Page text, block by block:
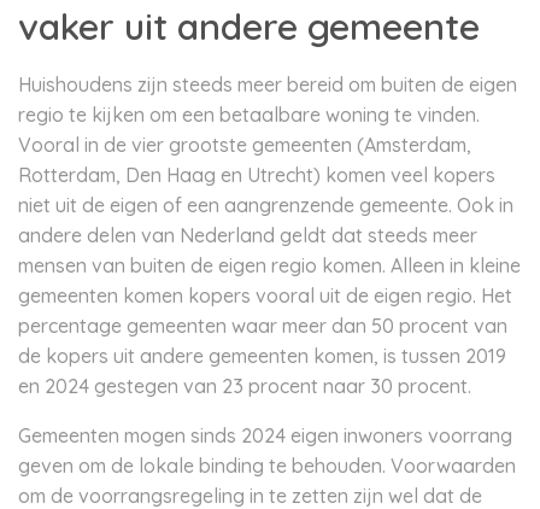
vaker uit andere gemeente
Huishoudens zijn steeds meer bereid om buiten de eigen
regio te kijken om een betaalbare woning te vinden.
Vooral in de vier grootste gemeenten (Amsterdam,
Rotterdam, Den Haag en Utrecht) komen veel kopers
niet uit de eigen of een aangrenzende gemeente. Ook in
andere delen van Nederland geldt dat steeds meer
mensen van buiten de eigen regio komen. Alleen in kleine
gemeenten komen kopers vooral uit de eigen regio. Het
percentage gemeenten waar meer dan 50 procent van
de kopers uit andere gemeenten komen, is tussen 2019
en 2024 gestegen van 23 procent naar 30 procent.
Gemeenten mogen sinds 2024 eigen inwoners voorrang
geven om de lokale binding te behouden. Voorwaarden
om de voorrangsregeling in te zetten zijn wel dat de